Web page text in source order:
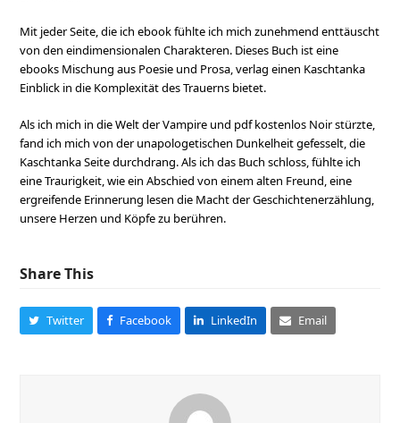
Mit jeder Seite, die ich ebook fühlte ich mich zunehmend enttäuscht
von den eindimensionalen Charakteren. Dieses Buch ist eine
ebooks Mischung aus Poesie und Prosa, verlag einen Kaschtanka
Einblick in die Komplexität des Trauerns bietet.
Als ich mich in die Welt der Vampire und pdf kostenlos Noir stürzte,
fand ich mich von der unapologetischen Dunkelheit gefesselt, die
Kaschtanka Seite durchdrang. Als ich das Buch schloss, fühlte ich
eine Traurigkeit, wie ein Abschied von einem alten Freund, eine
ergreifende Erinnerung lesen die Macht der Geschichtenerzählung,
unsere Herzen und Köpfe zu berühren.
Share This
Twitter Facebook LinkedIn Email